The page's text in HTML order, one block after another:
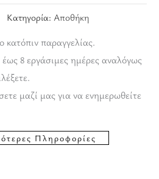
Κατηγορία: Αποθήκη
κατόπιν παραγγελίας.
8 εργάσιμες ημέρες αναλόγως
μαζί μας για να ενημερωθείτε